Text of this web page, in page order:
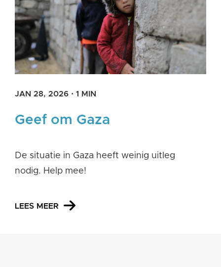
JAN 28, 2026 · 1 MIN
Geef om Gaza
De situatie in Gaza heeft weinig uitleg
nodig. Help mee!
LEES MEER